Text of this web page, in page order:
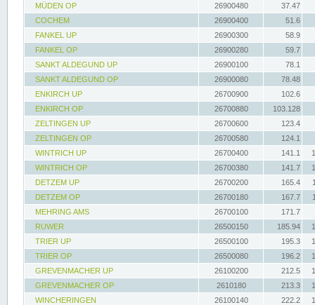
MÜDEN OP
26900480
37.47
COCHEM
26900400
51.6
FANKEL UP
26900300
58.9
FANKEL OP
26900280
59.7
SANKT ALDEGUND UP
26900100
78.1
SANKT ALDEGUND OP
26900080
78.48
ENKIRCH UP
26700900
102.6
ENKIRCH OP
26700880
103.128
ZELTINGEN UP
26700600
123.4
ZELTINGEN OP
26700580
124.1
WINTRICH UP
26700400 141.1
WINTRICH OP
26700380 141.7
DETZEM UP
26700200 165.4
DETZEM OP
26700180 167.7
MEHRING AMS
26700100
171.7
RUWER
26500150 185.94
TRIER UP
26500100 195.3
TRIER OP
26500080 196.2
GREVENMACHER UP
26100200 212.5
GREVENMACHER OP
2610180 213.3
WINCHERINGEN
26100140 222.2